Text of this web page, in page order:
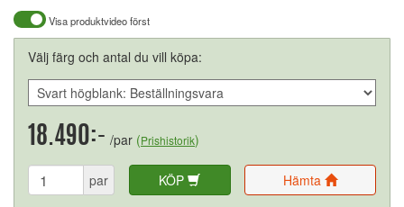
Visa produktvideo först
Välj färg och antal du vill köpa:
18.490:- /par (Prishistorik)
par KÖP Hämta